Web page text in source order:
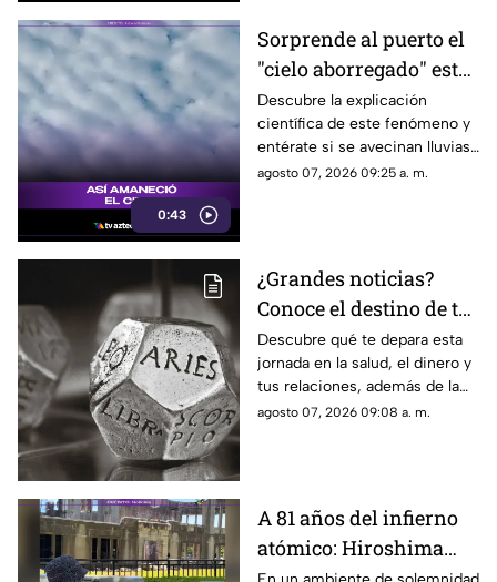
0:43
Sorprende al puerto el
"cielo aborregado" este
viernes: ¿Qué nos
espera en el clima?
Descubre la explicación
científica de este fenómeno y
entérate si se avecinan lluvias
o buen tiempo.
agosto 07, 2026 09:25 a. m.
¿Grandes noticias?
Conoce el destino de tu
signo para este viernes
Descubre qué te depara esta
jornada en la salud, el dinero y
tus relaciones, además de la
palabra clave para guiar tus
agosto 07, 2026 09:08 a. m.
A 81 años del infierno
atómico: Hiroshima